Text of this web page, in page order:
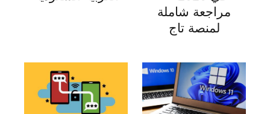
مراجعة شاملة
لمنصة تاج